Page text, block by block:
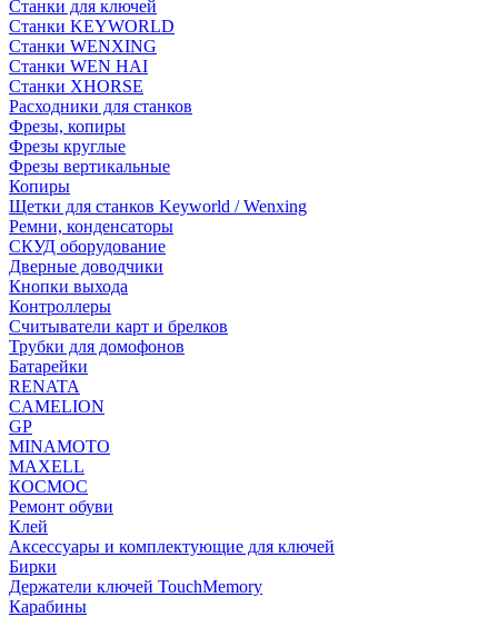
Станки для ключей
Станки KEYWORLD
Станки WENXING
Станки WEN HAI
Станки XHORSE
Расходники для станков
Фрезы, копиры
Фрезы круглые
Фрезы вертикальные
Копиры
Щетки для станков Keyworld / Wenxing
Ремни, конденсаторы
СКУД оборудование
Дверные доводчики
Кнопки выхода
Контроллеры
Считыватели карт и брелков
Трубки для домофонов
Батарейки
RENATA
CAMELION
GP
MINAMOTO
MAXELL
КОСМОС
Ремонт обуви
Клей
Аксессуары и комплектующие для ключей
Бирки
Держатели ключей TouchMemory
Карабины